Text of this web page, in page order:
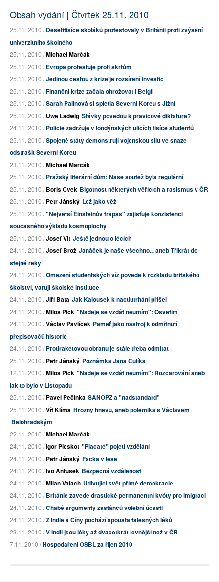
Obsah vydání | Čtvrtek 25.11. 2010
25.11. 2010 /Desetitisíce školáků protestovaly v Británii proti zvýšení
univerzitního školného
25.11. 2010 /Michael Marčák
25.11. 2010 /Evropa protestuje proti škrtům
25.11. 2010 /Jedinou cestou z krize je rozšíření investic
25.11. 2010 /Finanční krize začala ohrožovat i Belgii
25.11. 2010 /Sarah Palinová si spletla Severní Koreu s Jižní
25.11. 2010 /Uwe Ladwig Stávky povedou k pravicové diktatuře?
24.11. 2010 /Policie zadržuje v londýnských ulicích tisíce studentů
25.11. 2010 /Spojené státy demonstrují vojenskou sílu ve snaze
odstrašit Severní Koreu
23.11. 2010 /Michael Marčák
25.11. 2010 /Pražský literární dům: Naše soutěž byla regulérní
25.11. 2010 /Boris Cvek Bigotnost některých věřících a rasismus v ČR
25.11. 2010 /Petr Jánský Lež jako věž
25.11. 2010 /"Největší Einsteinův trapas" zajišťuje konzistenci
současného výkladu kosmoplochy
25.11. 2010 /Josef Vít Ještě jednou o lécích
24.11. 2010 /Josef Brož Janáček je naše všechno... aneb Třikrát do
stejné řeky
24.11. 2010 /Omezení studentských víz povede k rozkladu britského
školství, varují školské instituce
24.11. 2010 /Jiří Baťa Jak Kalousek k nactiutrhání přišel
24.11. 2010 /Miloš Pick "Naděje se vzdát neumím": Osvětim
24.11. 2010 /Václav Pavlíček Paměť jako nástroj k odmítnutí
přepisovačů historie
24.11. 2010 /Protiraketovou obranu je stále třeba odmítat
25.11. 2010 /Petr Jánský Poznámka Jana Čulíka
12.11. 2010 /Miloš Pick "Naděje se vzdát neumím": Rozčarování aneb
jak to bylo v Listopadu
25.11. 2010 /Pavel Pečínka SANOPZ a "nadstandard"
25.11. 2010 /Vít Klíma Hrozny hněvu, aneb polemika s Václavem
Bělohradským
22.11. 2010 /Michael Marčák
24.11. 2010 /Igor Pleskot "Placaté" pojetí vzdělání
24.11. 2010 /Petr Jánský Facka v lese
24.11. 2010 /Ivo Antušek Bezpečná vzdálenost
24.11. 2010 /Milan Valach Udivující svět přímé demokracie
24.11. 2010 /Británie zavede drastické permanentní kvóty pro imigraci
24.11. 2010 /Chabé argumenty zastánců volební účasti
24.11. 2010 /Z Indie a Číny pochází spousta falešných léků
23.11. 2010 /V Indii jsou léky až dvacetkrát levnější než v ČR
7.11. 2010 /Hospodaření OSBL za říjen 2010